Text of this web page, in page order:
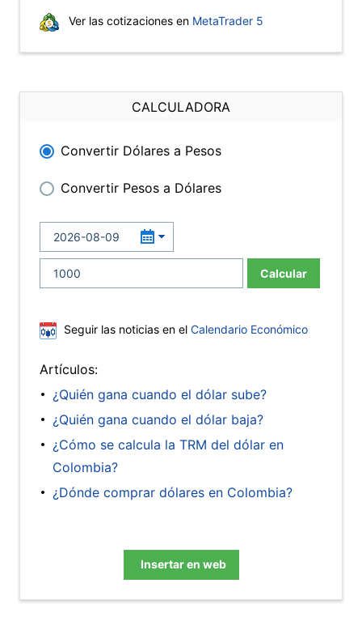
Ver las cotizaciones en MetaTrader 5
CALCULADORA
Convertir Dólares a Pesos
Convertir Pesos a Dólares
Calcular
Seguir las noticias en el Calendario Económico
Artículos:
¿Quién gana cuando el dólar sube?
¿Quién gana cuando el dólar baja?
¿Cómo se calcula la TRM del dólar en
Colombia?
¿Dónde comprar dólares en Colombia?
Insertar en web